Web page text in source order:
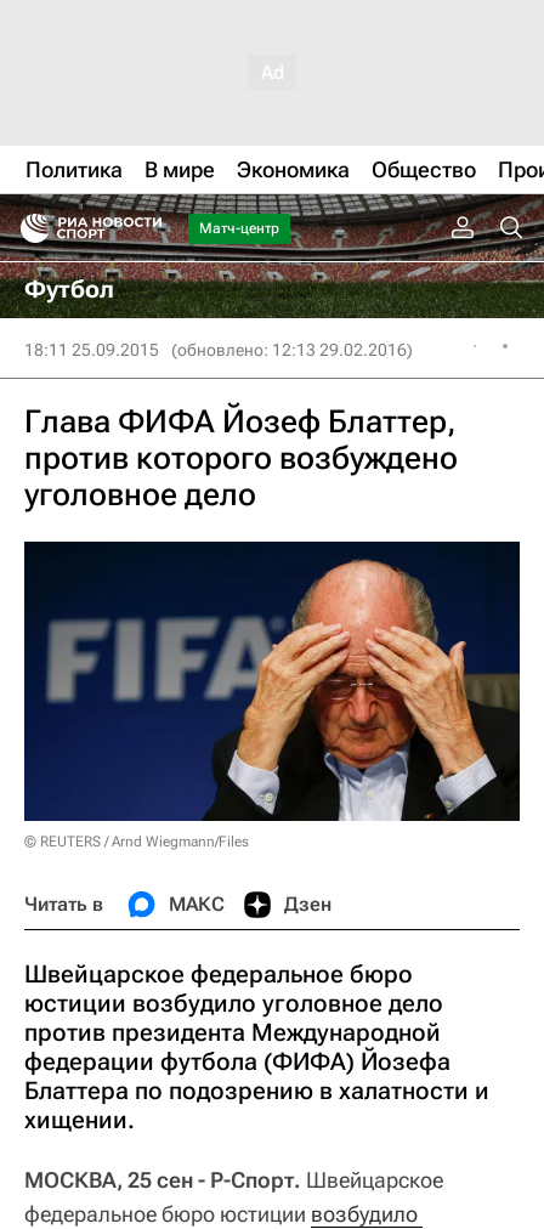
Политика В мире Экономика Общество
Матч-центр
Футбол
18:11 25.09.2015 (обновлено: 12:13 29.02.2016)
Глава ФИФА Йозеф Блаттер,
против которого возбуждено
уголовное дело
© REUTERS / Arnd Wiegmann/Files
Читать в МАКС Дзен
Швейцарское федеральное бюро
юстиции возбудило уголовное дело
против президента Международной
федерации футбола (ФИФА) Йозефа
Блаттера по подозрению в халатности и
хищении.
МОСКВА, 25 сен - Р-Спорт. Швейцарское
федеральное бюро юстиции возбудило